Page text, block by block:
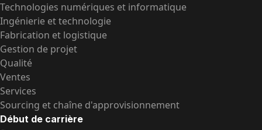
Technologies numériques et informatique
Ingénierie et technologie
Fabrication et logistique
Gestion de projet
Qualité
Ventes
Services
Sourcing et chaîne d'approvisionnement
Début de carrière